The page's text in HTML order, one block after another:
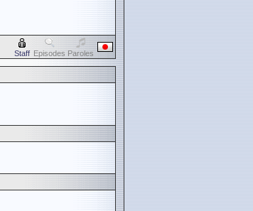
Staff Episodes Paroles